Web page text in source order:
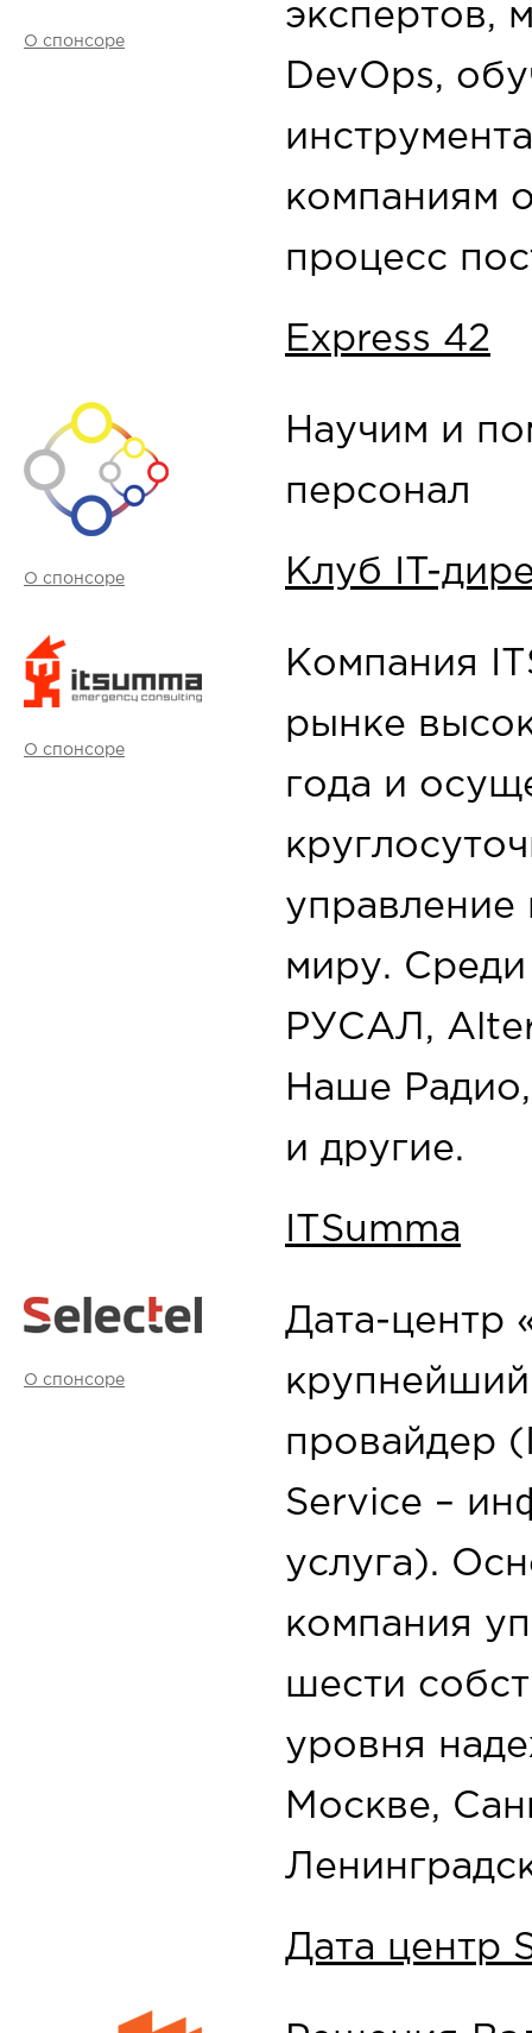
О спонсоре
экспертов,
DevOps,
компаниям
процесс
Express 42
О спонсоре
Научим и
персонал
Клуб IT-
О спонсоре
Компания
рынке
года и
управление
миру. Среди
РУСАЛ,
Наше
и другие.
ITSumma
О спонсоре
Дата-центр
крупнейший
провайдер
Service –
услуга).
компания
шести
уровня
Москве,
Дата центр